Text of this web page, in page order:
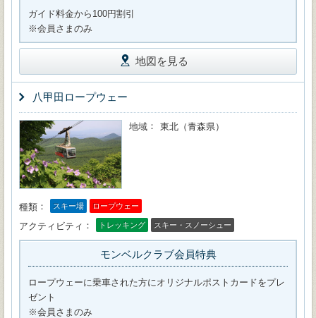
ガイド料金から100円割引
※会員さまのみ
地図を見る
八甲田ロープウェー
地域 東北（青森県）
種類 スキー場 ロープウェー
アクティビティ トレッキング スキー・スノーシュー
モンベルクラブ会員特典
ロープウェーに乗車された方にオリジナルポストカードをプレ
ゼント
※会員さまのみ